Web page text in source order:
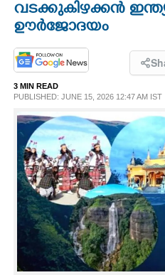
LIFESTYLE
SPIRITUAL
INFO+
വടക്കുകിഴക്കൻ
ഊർജോദയം
3 MIN READ
PUBLISHED: JUNE 15, 2026 12:47 AM IST